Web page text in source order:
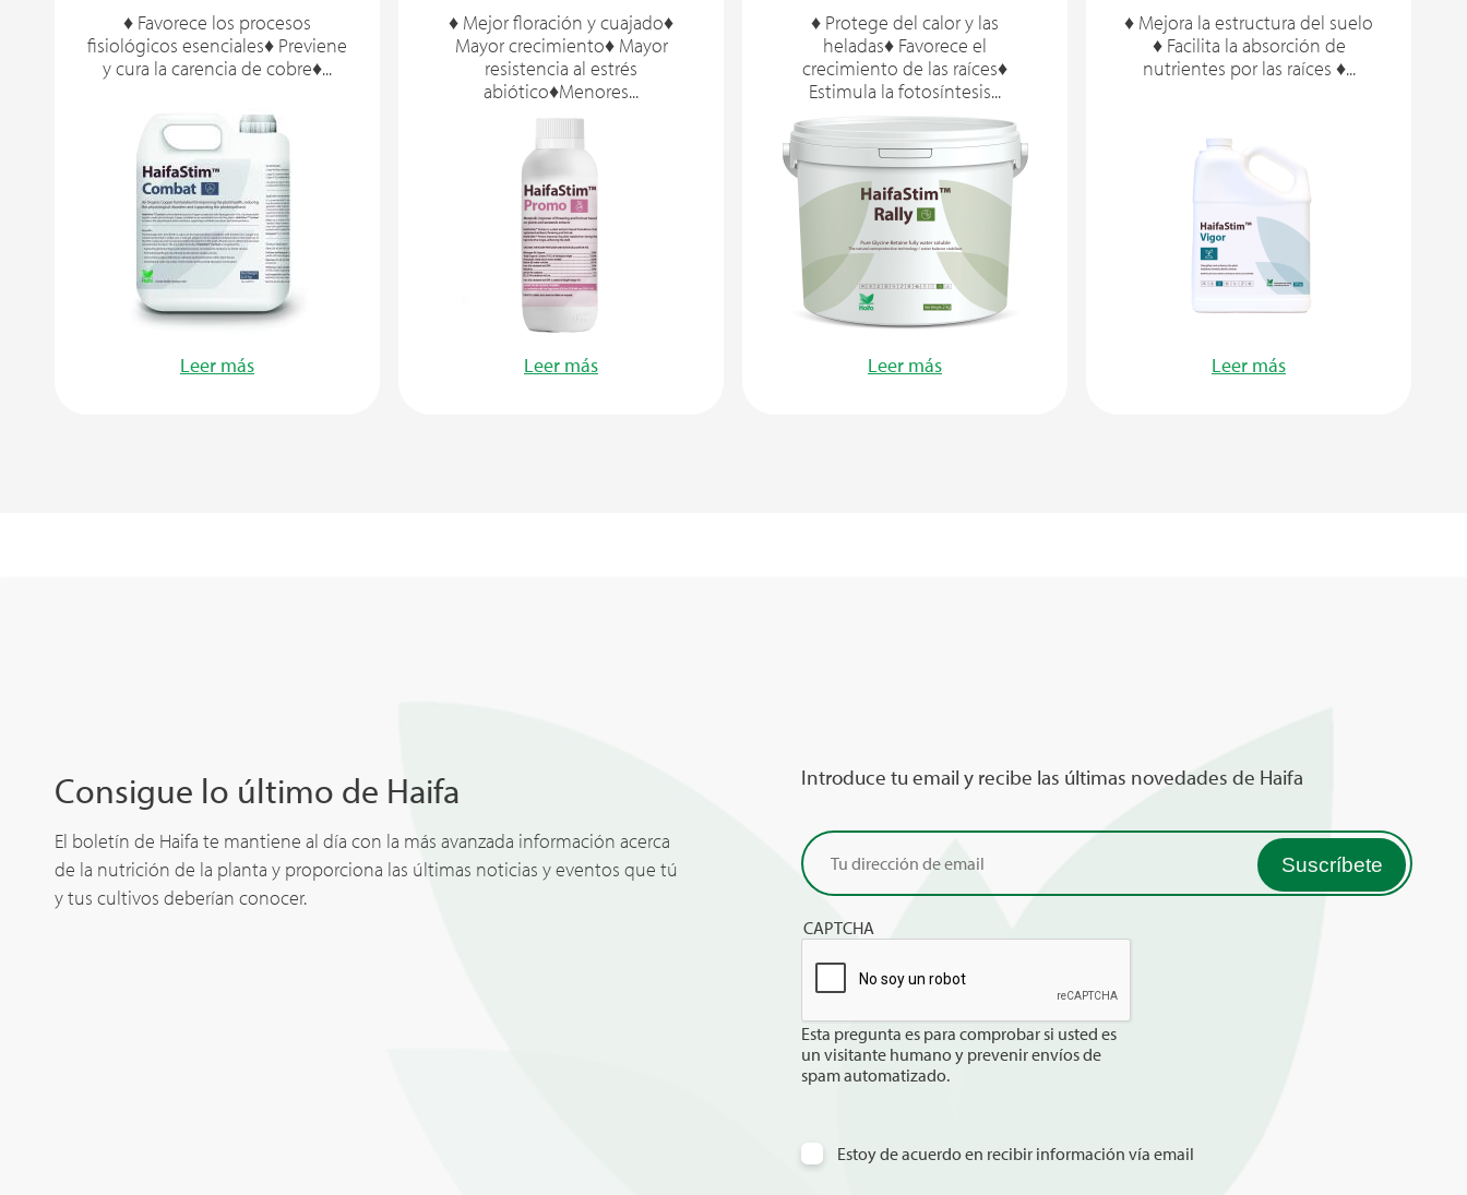
♦ Favorece los procesos
fisiológicos esenciales♦ Previene
y cura la carencia de cobre♦...
Leer más
♦ Mejor floración y cuajado♦
Mayor crecimiento♦ Mayor
resistencia al estrés
abiótico♦Menores...
Leer más
♦ Protege del calor y las
heladas♦ Favorece el
crecimiento de las raíces♦
Estimula la fotosíntesis...
Leer más
♦ Mejora la estructura del suelo
♦ Facilita la absorción de
nutrientes por las raíces ♦...
Leer más
Consigue lo último de Haifa
El boletín de Haifa te mantiene al día con la más avanzada información acerca
de la nutrición de la planta y proporciona las últimas noticias y eventos que tú
y tus cultivos deberían conocer.
Introduce tu email y recibe las últimas novedades de Haifa
CAPTCHA
Esta pregunta es para comprobar si usted es
un visitante humano y prevenir envíos de
spam automatizado.
Estoy de acuerdo en recibir información vía email